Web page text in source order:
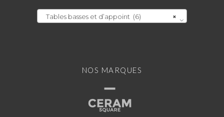
×
Tables basses et d’appoint (6)
NOS MARQUES